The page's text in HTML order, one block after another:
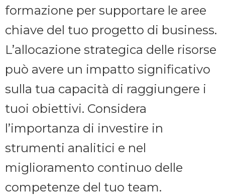
formazione per supportare le aree
chiave del tuo progetto di business.
L’allocazione strategica delle risorse
può avere un impatto significativo
sulla tua capacità di raggiungere i
tuoi obiettivi. Considera
l’importanza di investire in
strumenti analitici e nel
miglioramento continuo delle
competenze del tuo team.